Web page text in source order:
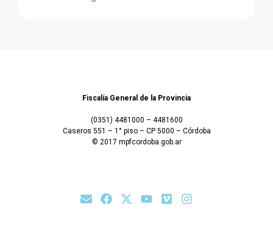
Fiscalía General de la Provincia
(0351) 4481000 – 4481600
Caseros 551 – 1° piso – CP 5000 – Córdoba
© 2017 mpfcordoba.gob.ar